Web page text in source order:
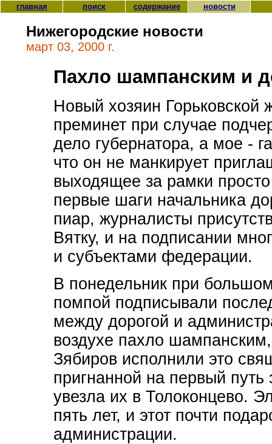
главная поиск содержание новости
Нижегородские новости
март 03, 2000 г.
Пахло шампанским и
Новый хозяин Горьковской
преминет при случае
дело губернатора, а мое -
что он не манкирует
выходящее за рамки
первые шаги начальника
пиар, журналисты
Вятку, и на подписании
и субъектами федерации.
В понедельник при
помпой подписывали
между дорогой и
воздухе пахло
Зябиров исполнили это
пригнанной на первый путь
увезла их в Толоконцево.
пять лет, и этот почти
администрации.